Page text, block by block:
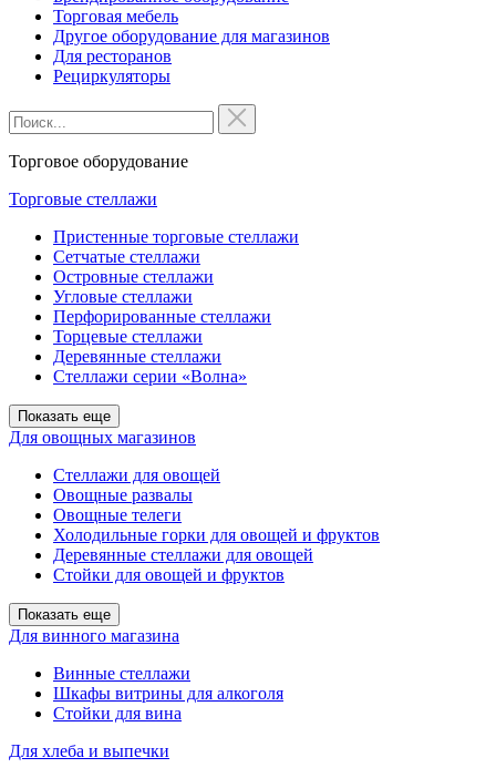
Торговая мебель
Другое оборудование для магазинов
Для ресторанов
Рециркуляторы
Торговое оборудование
Торговые стеллажи
Пристенные торговые стеллажи
Сетчатые стеллажи
Островные стеллажи
Угловые стеллажи
Перфорированные стеллажи
Торцевые стеллажи
Деревянные стеллажи
Стеллажи серии «Волна»
Показать еще
Для овощных магазинов
Стеллажи для овощей
Овощные развалы
Овощные телеги
Холодильные горки для овощей и фруктов
Деревянные стеллажи для овощей
Стойки для овощей и фруктов
Показать еще
Для винного магазина
Винные стеллажи
Шкафы витрины для алкоголя
Стойки для вина
Для хлеба и выпечки